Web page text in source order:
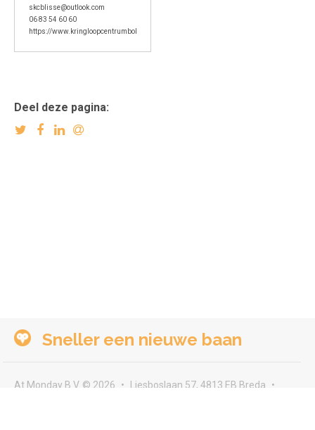
skcblisse@outlook.com
06 83 54 60 60
https://www.kringloopcentrumbollenstreek.nl/
Deel deze pagina:
Sneller een nieuwe baan
At Monday B.V. © 2026
Liesboslaan 57, 4813 EB Breda